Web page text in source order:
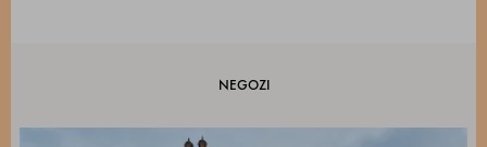
NEGOZI